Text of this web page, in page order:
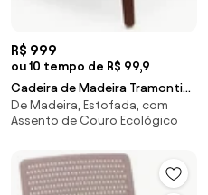
R$ 999
ou 10 tempo de R$ 99,9
Cadeira de Madeira Tramontina
London em Tauarí Tabaco com
Estofado em Couríssimo Bege
De Madeira, Estofada, com
Assento de Couro Ecológico